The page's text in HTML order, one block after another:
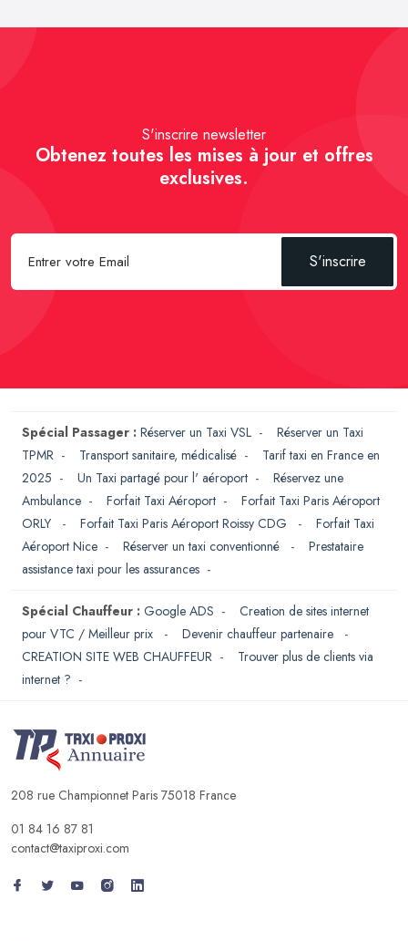
S'inscrire newsletter
Obtenez toutes les mises à jour et offres
exclusives.
S'inscrire
Spécial Passager : Réserver un Taxi VSL - Réserver un Taxi
TPMR - Transport sanitaire, médicalisé - Tarif taxi en France en
2025 - Un Taxi partagé pour l' aéroport - Réservez une
Ambulance - Forfait Taxi Aéroport - Forfait Taxi Paris Aéroport
ORLY
- Forfait Taxi Paris Aéroport Roissy CDG - Forfait Taxi
Aéroport Nice - Réserver un taxi conventionné - Prestataire
assistance taxi pour les assurances -
Spécial Chauffeur : Google ADS - Creation de sites internet
pour VTC / Meilleur prix
- Devenir chauffeur partenaire
-
CREATION SITE WEB CHAUFFEUR - Trouver plus de clients via
internet ? -
208 rue Championnet Paris 75018 France
01 84 16 87 81
contact@taxiproxi.com